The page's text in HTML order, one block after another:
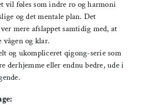
vil føles som indre ro og harmoni
og det mentale plan. Det
mere afslappet samtidig med, at
og klar.
og ukompliceret qigong-serie som
derhjemme eller endnu bedre, ude i